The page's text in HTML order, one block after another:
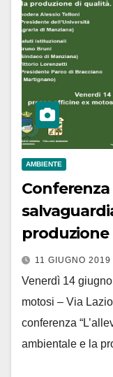
AMBIENTE
Conferenza
11 GIUGNO 2019
Venerdì 14
motosi – Via
conferenza
ambientale e la